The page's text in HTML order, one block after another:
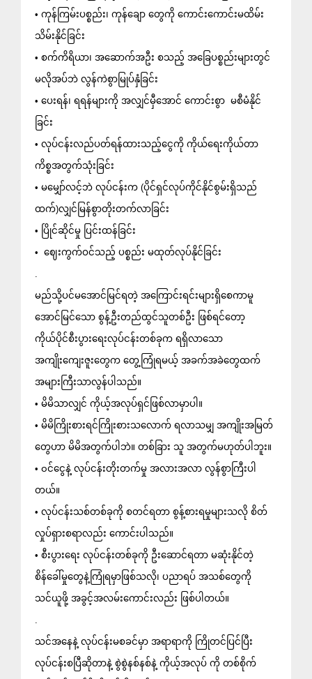
• ကုန်ကြမ်းပစ္စည်း၊ ကုန်ချော တွေကို ကောင်းကောင်းမထိမ်း
သိမ်းနိုင်ခြင်း
• စက်ကိရိယာ၊ အဆောက်အဦး စသည့် အခြေပစ္စည်းများတွင်
မလိုအပ်ဘဲ လွန်ကဲစွာမြုပ်နှံခြင်း
• ပေးရန်၊ ရရန်များကို အလျှင်မှီအောင် ကောင်းစွာ  မစီမံနိုင်
ခြင်း
• လုပ်ငန်းလည်ပတ်ရန်ထားသည့်ငွေကို ကိုယ်ရေးကိုယ်တာ
ကိစ္စအတွက်သုံးခြင်း
• မမျှော်လင့်ဘဲ လုပ်ငန်းက (ပိုင်ရှင်လုပ်ကိုင်နိုင်စွမ်းရှိသည်
ထက်)လျှင်မြန်စွာတိုးတက်လာခြင်း
• ပြိုင်ဆိုင်မှု ပြင်းထန်ခြင်း
•  ဈေးကွက်ဝင်သည့် ပစ္စည်း မထုတ်လုပ်နိုင်ခြင်း
.
မည်သို့ပင်မအောင်မြင်ရတဲ့ အကြောင်းရင်းများရှိစေကာမူ
အောင်မြင်သော စွန့်ဦးတည်ထွင်သူတစ်ဦး ဖြစ်ရင်တော့
ကိုယ်ပိုင်စီးပွားရေးလုပ်ငန်းတစ်ခုက ရရှိလာသော
အကျိုးကျေးဇူးတွေက တွေ့ကြုံရမယ့် အခက်အခဲတွေထက်
အများကြီးသာလွန်ပါသည်။
• မိမိသာလျှင် ကိုယ့်အလုပ်ရှင်ဖြစ်လာမှာပါ။
• မိမိကြိုးစားရင်ကြိုးစားသလောက် ရလာသမျှ အကျိုးအမြတ်
တွေဟာ မိမိအတွက်ပါဘဲ။ တစ်ခြား သူ အတွက်မဟုတ်ပါဘူး။
• ၀င်ငွေနဲ့ လုပ်ငန်းတိုးတက်မှု အလားအလာ လွန်စွာကြီးပါ
တယ်။
• လုပ်ငန်းသစ်တစ်ခုကို စတင်ရတာ စွန့်စားရမှုများသလို စိတ်
လှုပ်ရှားစရာလည်း ကောင်းပါသည်။
• စီးပွားရေး လုပ်ငန်းတစ်ခုကို ဦးဆောင်ရတာ မဆုံးနိုင်တဲ့
စိန်ခေါ်မှုတွေနဲ့ကြုံရမှာဖြစ်သလို၊ ပညာရပ် အသစ်တွေကို
သင်ယူဖို့ အခွင့်အလမ်းကောင်းလည်း ဖြစ်ပါတယ်။
.
သင်အနေနဲ့ လုပ်ငန်းမစခင်မှာ အရာရာကို ကြိုတင်ပြင်ပြီး
လုပ်ငန်းစပြီဆိုတာနဲ့ စွဲစွဲနစ်နစ်နဲ့ ကိုယ့်အလုပ် ကို တစ်စိုက်